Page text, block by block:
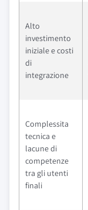
Alto
investimento
iniziale e costi
di
integrazione
Complessita
tecnica e
lacune di
competenze
tra gli utenti
finali